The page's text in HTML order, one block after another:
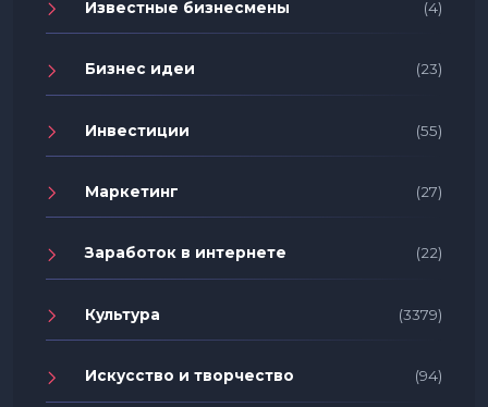
Известные бизнесмены (4)
Бизнес идеи (23)
Инвестиции (55)
Маркетинг (27)
Заработок в интернете (22)
Культура (3379)
Искусство и творчество (94)